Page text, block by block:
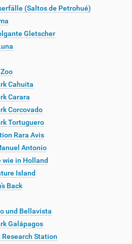
(Saltos de Petrohué)
Gletscher
Cahuita
Carara
Corcovado
Tortuguero
Rara Avis
Antonio
wie in Holland
Island
Back
und Bellavista
Galápagos
Station